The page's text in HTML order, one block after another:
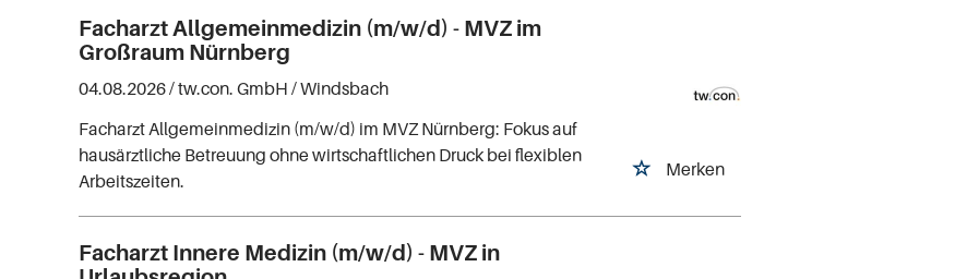
Facharzt Allgemeinmedizin (m/w/d) - MVZ im
Großraum Nürnberg
Merken
04.08.2026 /tw.con. GmbH / Windsbach
Facharzt Allgemeinmedizin (m/w/d) im MVZ Nürnberg: Fokus auf
hausärztliche Betreuung ohne wirtschaftlichen Druck bei flexiblen
Arbeitszeiten.
Facharzt Innere Medizin (m/w/d) - MVZ in